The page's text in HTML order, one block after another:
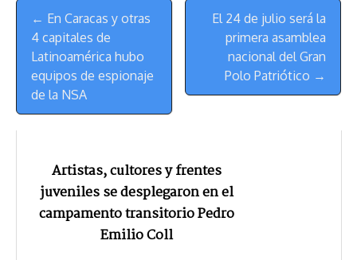
m
Menú
de
Navegación
← En Caracas y otras
4 capitales de
Latinoamérica hubo
equipos de espionaje
de la NSA
El 24 de julio será la
primera asamblea
nacional del Gran
Polo Patriótico →
Artistas, cultores y frentes
juveniles se desplegaron en el
campamento transitorio Pedro
Emilio Coll